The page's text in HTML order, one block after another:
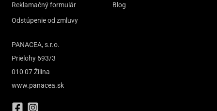
Reklamačný formulár
Odstúpenie od zmluvy
Blog
PANACEA, s.r.o.
Prielohy 693/3
010 07 Žilina
www.panacea.sk